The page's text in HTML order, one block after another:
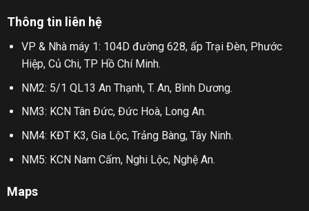
Thông tin liên hệ
VP & Nhà máy 1: 104D đường 628, ấp Trại Đèn, Phước
Hiệp, Củ Chi, TP Hồ Chí Minh.
NM2: 5/1 QL13 An Thạnh, T. An, Bình Dương.
NM3: KCN Tân Đức, Đức Hoà, Long An.
NM4: KĐT K3, Gia Lộc, Trảng Bàng, Tây Ninh.
NM5: KCN Nam Cấm, Nghi Lộc, Nghệ An.
Maps